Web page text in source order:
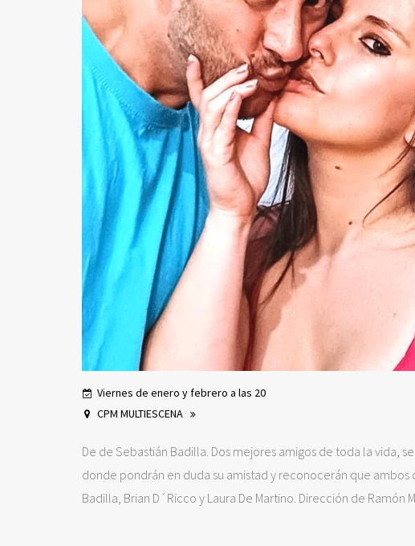
Viernes de enero y febrero a las 20
CPM MULTIESCENA
De de Sebastián Badilla. Dos mejores amigos de toda la vida,
donde pondrán en duda su amistad y reconocerán que
Badilla, Brian D´Ricco y Laura De Martino. Dirección de Ramón